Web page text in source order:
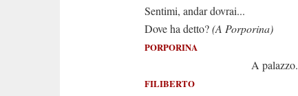
Sentimi, andar dovrai...
Dove ha detto?(A Porporina)
PORPORINA
A palazzo.
FILIBERTO